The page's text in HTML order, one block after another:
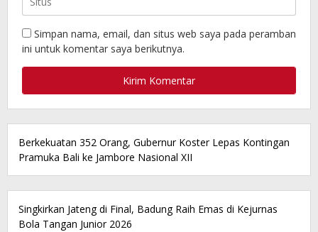
Simpan nama, email, dan situs web saya pada peramban
ini untuk komentar saya berikutnya.
Berkekuatan 352 Orang, Gubernur Koster Lepas Kontingan
Pramuka Bali ke Jambore Nasional XII
Singkirkan Jateng di Final, Badung Raih Emas di Kejurnas
Bola Tangan Junior 2026